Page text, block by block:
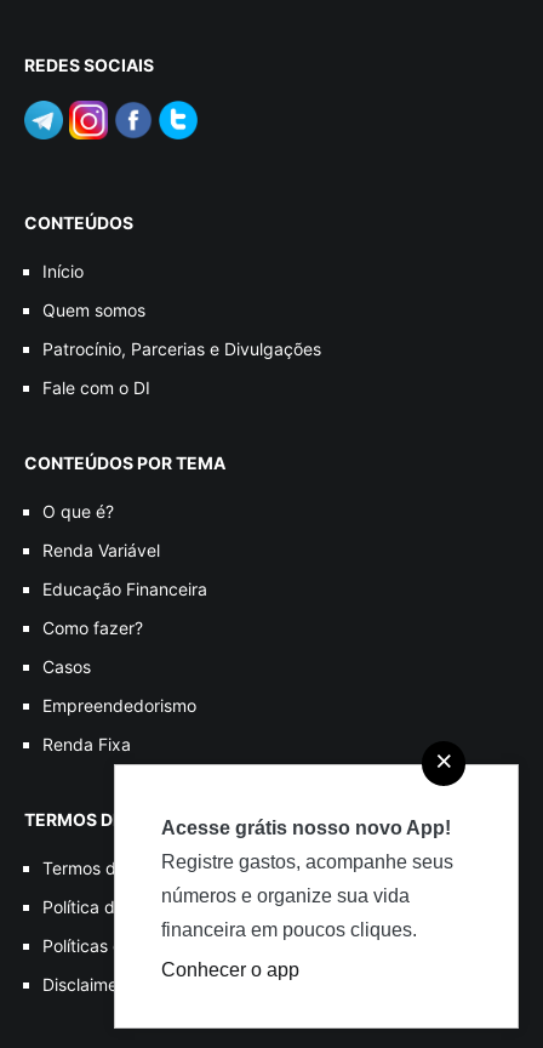
REDES SOCIAIS
CONTEÚDOS
Início
Quem somos
Patrocínio, Parcerias e Divulgações
Fale com o DI
CONTEÚDOS POR TEMA
O que é?
Renda Variável
Educação Financeira
Como fazer?
Casos
Empreendedorismo
Renda Fixa
TERMOS DE USO
Termos de Uso
Política de Privacidade
Políticas de Cookies
Disclaimer
×
Acesse grátis nosso novo App!
Registre gastos, acompanhe seus
números e organize sua vida
financeira em poucos cliques.
Conhecer o app